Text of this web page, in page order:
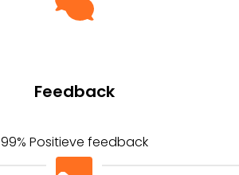
Feedback
99% Positieve feedback